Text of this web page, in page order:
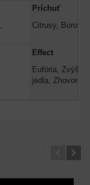
Príchuť
Citrusy,
Effect
Eufória,
jedla,